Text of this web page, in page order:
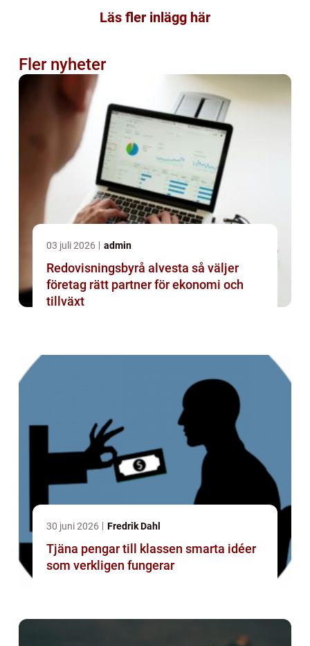
Läs fler inlägg här
Fler nyheter
03 juli 2026 admin
Redovisningsbyrå alvesta så väljer
företag rätt partner för ekonomi och
tillväxt
30 juni 2026 Fredrik Dahl
Tjäna pengar till klassen smarta idéer
som verkligen fungerar